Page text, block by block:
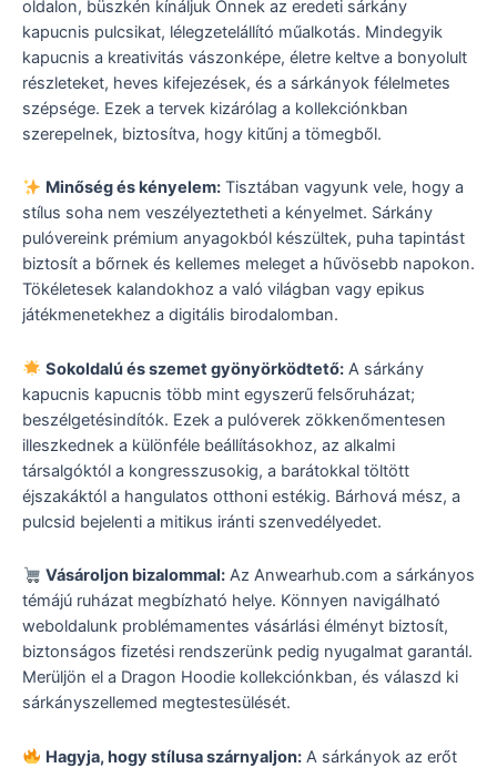
oldalon, büszkén kínáljuk Önnek az eredeti sárkány
kapucnis pulcsikat, lélegzetelállító műalkotás. Mindegyik
kapucnis a kreativitás vászonképe, életre keltve a bonyolult
részleteket, heves kifejezések, és a sárkányok félelmetes
szépsége. Ezek a tervek kizárólag a kollekciónkban
szerepelnek, biztosítva, hogy kitűnj a tömegből.
Minőség és kényelem:Tisztában vagyunk vele, hogy a
stílus soha nem veszélyeztetheti a kényelmet. Sárkány
pulóvereink prémium anyagokból készültek, puha tapintást
biztosít a bőrnek és kellemes meleget a hűvösebb napokon.
Tökéletesek kalandokhoz a való világban vagy epikus
játékmenetekhez a digitális birodalomban.
Sokoldalú és szemet gyönyörködtető:A sárkány
kapucnis kapucnis több mint egyszerű felsőruházat;
beszélgetésindítók. Ezek a pulóverek zökkenőmentesen
illeszkednek a különféle beállításokhoz, az alkalmi
társalgóktól a kongresszusokig, a barátokkal töltött
éjszakáktól a hangulatos otthoni estékig. Bárhová mész, a
pulcsid bejelenti a mitikus iránti szenvedélyedet.
Vásároljon bizalommal:Az Anwearhub.com a sárkányos
témájú ruházat megbízható helye. Könnyen navigálható
weboldalunk problémamentes vásárlási élményt biztosít,
biztonságos fizetési rendszerünk pedig nyugalmat garantál.
Merüljön el a Dragon Hoodie kollekciónkban, és válaszd ki
sárkányszellemed megtestesülését.
Hagyja, hogy stílusa szárnyaljon:A sárkányok az erőt